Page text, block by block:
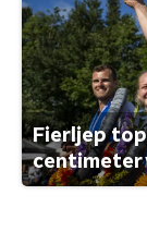
Fierljep
centimeter